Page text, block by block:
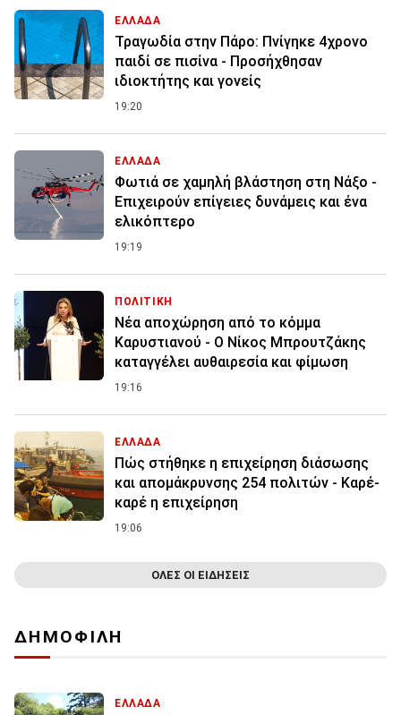
ΕΛΛΑΔΑ
Τραγωδία στην Πάρο: Πνίγηκε 4χρονο
παιδί σε πισίνα - Προσήχθησαν
ιδιοκτήτης και γονείς
19:20
ΕΛΛΑΔΑ
Φωτιά σε χαμηλή βλάστηση στη Νάξο -
Επιχειρούν επίγειες δυνάμεις και ένα
ελικόπτερο
19:19
ΠΟΛΙΤΙΚΗ
Νέα αποχώρηση από το κόμμα
Καρυστιανού - Ο Νίκος Μπρουτζάκης
καταγγέλει αυθαιρεσία και φίμωση
19:16
ΕΛΛΑΔΑ
Πώς στήθηκε η επιχείρηση διάσωσης
και απομάκρυνσης 254 πολιτών - Καρέ-
καρέ η επιχείρηση
19:06
ΟΛΕΣ ΟΙ ΕΙΔΗΣΕΙΣ
ΔΗΜΟΦΙΛΗ
ΕΛΛΑΔΑ